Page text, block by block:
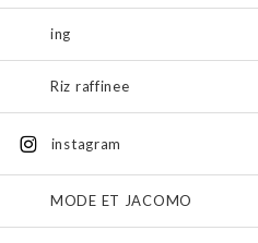
ing
Riz raffinee
instagram
MODE ET JACOMO